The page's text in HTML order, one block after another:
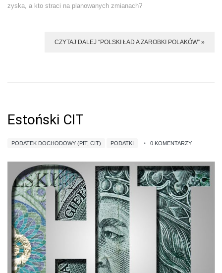
zyska, a kto straci na planowanych zmianach?
CZYTAJ DALEJ “POLSKI ŁAD A ZAROBKI POLAKÓW” »
Estoński CIT
PODATEK DOCHODOWY (PIT, CIT) PODATKI 0 KOMENTARZY